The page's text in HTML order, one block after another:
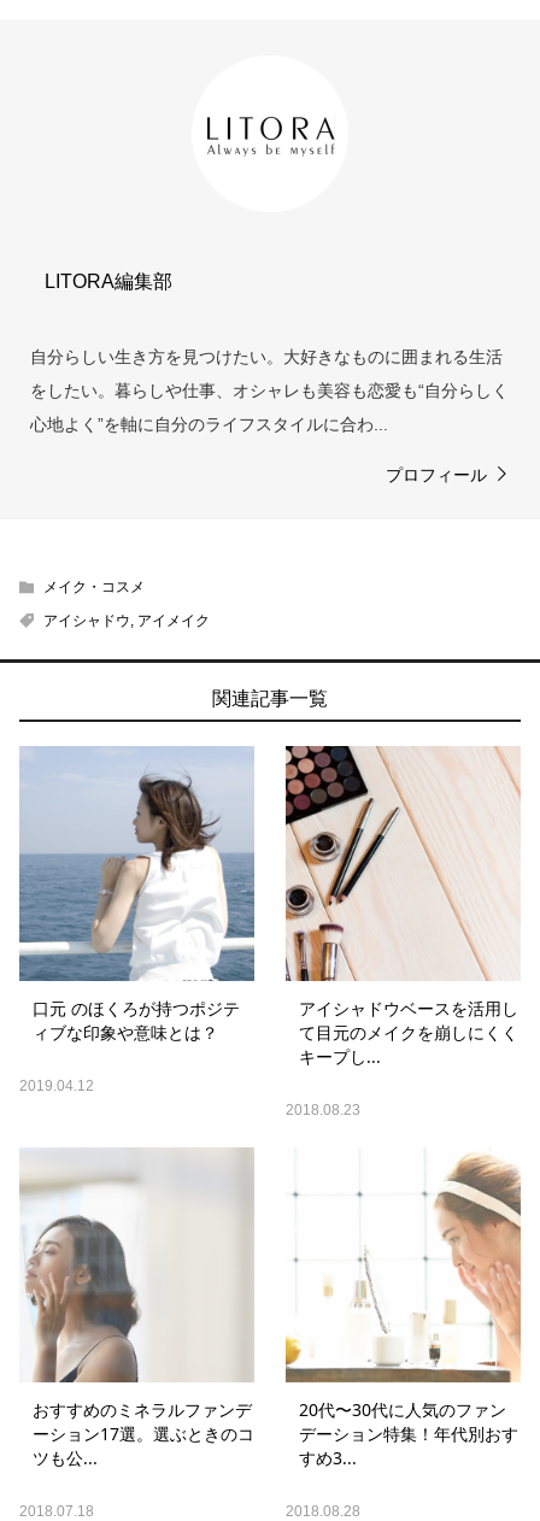
LITORA編集部
自分らしい生き方を見つけたい。大好きなものに囲まれる生活
をしたい。暮らしや仕事、オシャレも美容も恋愛も“自分らしく
心地よく”を軸に自分のライフスタイルに合わ...
プロフィール
メイク・コスメ
アイシャドウ, アイメイク
関連記事一覧
口元 のほくろが持つポジテ
ィブな印象や意味とは？
2019.04.12
アイシャドウベースを活用し
て目元のメイクを崩しにくく
キープし...
2018.08.23
おすすめのミネラルファンデ
ーション17選。選ぶときのコ
ツも公...
2018.07.18
20代〜30代に人気のファン
デーション特集！年代別おす
すめ3...
2018.08.28